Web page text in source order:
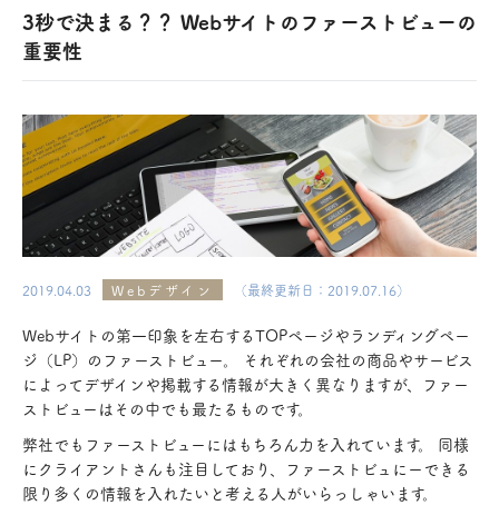
3秒で決まる？？ Webサイトのファーストビューの
重要性
2019.04.03 Webデザイン （最終更新日：2019.07.16）
Webサイトの第一印象を左右するTOPページやランディングペー
ジ（LP）のファーストビュー。 それぞれの会社の商品やサービス
によってデザインや掲載する情報が大きく異なりますが、ファー
ストビューはその中でも最たるものです。
弊社でもファーストビューにはもちろん力を入れています。 同様
にクライアントさんも注目しており、ファーストビュにーできる
限り多くの情報を入れたいと考える人がいらっしゃいます。